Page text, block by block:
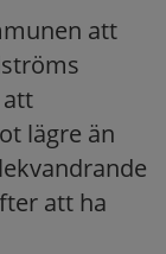
att
lägre än
att ha